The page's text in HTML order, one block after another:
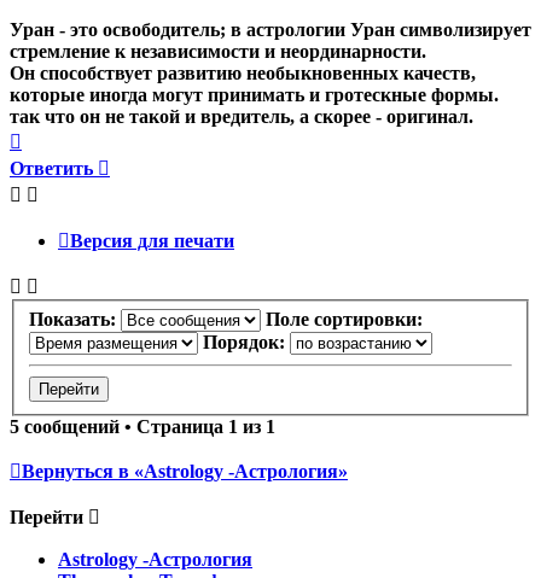
Уран - это освободитель; в астрологии Уран символизирует
стремление к независимости и неординарности.
Он способствует развитию необыкновенных качеств,
которые иногда могут принимать и гротескные формы.
так что он не такой и вредитель, а скорее - оригинал.
к
началу
Ответить
Версия для печати
Показать:
Поле сортировки:
Порядок:
5 сообщений • Страница 1 из 1
Вернуться в «Astrology -Астрология»
Перейти
Astrology -Астрология